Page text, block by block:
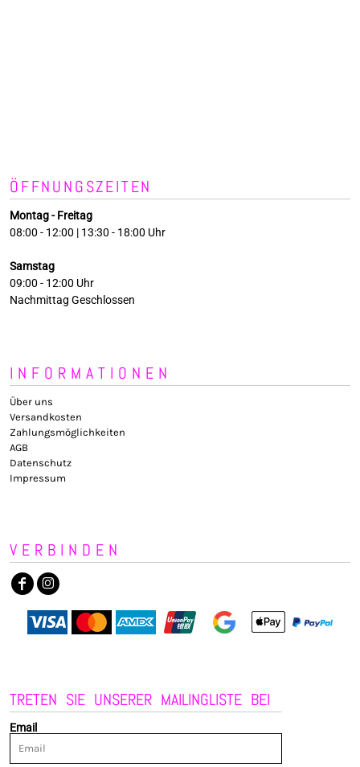
ÖFFNUNGSZEITEN
Montag - Freitag
08:00 - 12:00 | 13:30 - 18:00 Uhr
Samstag
09:00 - 12:00 Uhr
Nachmittag Geschlossen
INFORMATIONEN
Über uns
Versandkosten
Zahlungsmöglichkeiten
AGB
Datenschutz
Impressum
VERBINDEN
TRETEN SIE UNSERER MAILINGLISTE BEI
Email